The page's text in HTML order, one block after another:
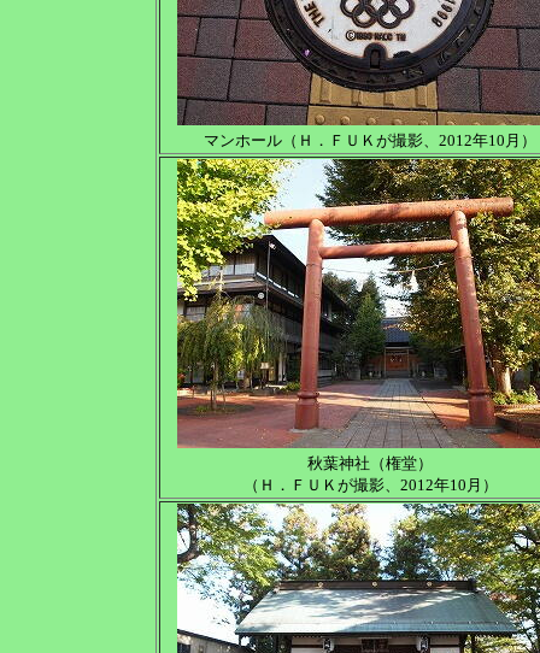
マンホール（Ｈ．ＦＵＫが撮影、2012年10月）
秋葉神社（権堂）
（Ｈ．ＦＵＫが撮影、2012年10月）